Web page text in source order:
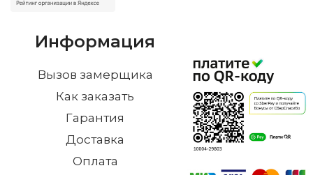
Информация
Вызов замерщика
Как заказать
Гарантия
Доставка
Оплата